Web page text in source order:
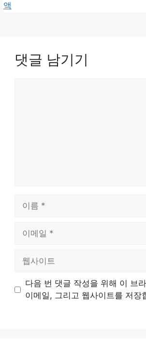
액
댓글 남기기
트
다음 번 댓글 작성을 위해 이 브
이메일, 그리고 웹사이트를 저장